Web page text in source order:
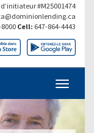
#M25001474
Cell: 647-864-4443